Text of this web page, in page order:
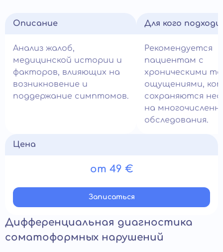
Описание
Анализ жалоб,
медицинской истории и
факторов, влияющих на
возникновение и
поддержание симптомов.
Для кого
Рекомендуется
пациентам с
хроническими
ощущениями,
сохраняются
на
обследования.
Цена
от 49 €
Записатьcя
Дифференциальная диагностика
соматоформных нарушений